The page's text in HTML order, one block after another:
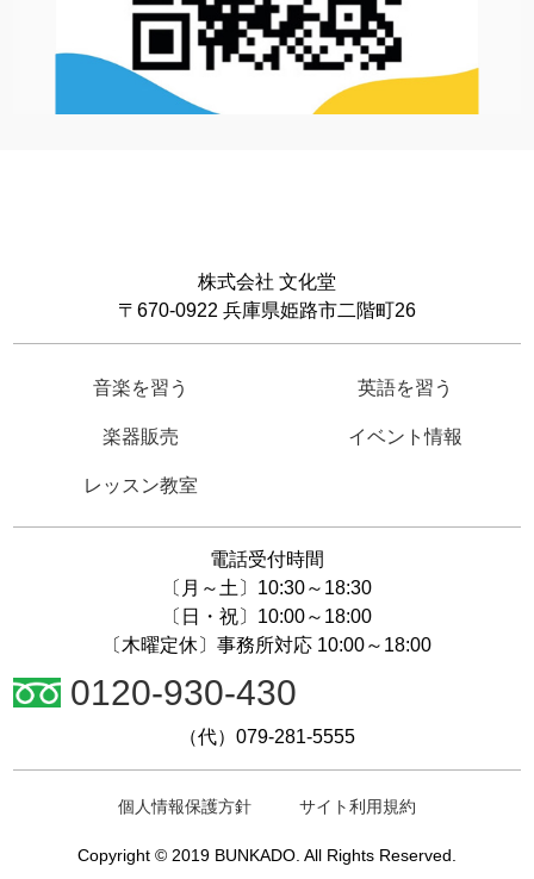
株式会社 文化堂
〒670-0922 兵庫県姫路市二階町26
音楽を習う 英語を習う
楽器販売 イベント情報
レッスン教室
電話受付時間
〔月～土〕10:30～18:30
〔日・祝〕10:00～18:00
〔木曜定休〕事務所対応 10:00～18:00
0120-930-430
（代）079-281-5555
個人情報保護方針 サイト利用規約
Copyright © 2019 BUNKADO. All Rights Reserved.